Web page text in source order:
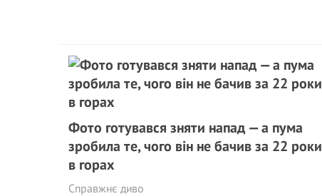
Фото готувався зняти напад — а пума
зробила те, чого він не бачив за 22 роки
в горах
Справжнє диво